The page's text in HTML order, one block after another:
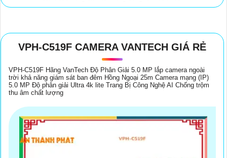
VPH-C519F CAMERA VANTECH GIÁ RẺ
VPH-C519F Hãng VanTech Độ Phân Giải 5.0 MP lắp camera ngoài
trời khả năng giám sát ban đêm Hồng Ngoại 25m Camera mạng (IP)
5.0 MP Độ phân giải Ultra 4k lite Trang Bị Công Nghệ AI Chống trộm
thu âm chất lượng